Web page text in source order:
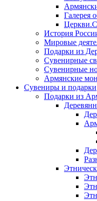
Галерея
История
Мировые
Подарки из
Сувенирные
Сувенирные
Армянские
Сувениры и подарки
Подарки из